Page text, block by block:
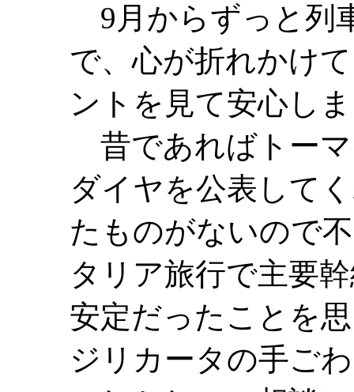
9月からずっと列
で、心が折れかけ
ントを見て安心し
昔であればトー
ダイヤを公表して
たものがないので
タリア旅行で主要
安定だったことを
ジリカータの手ご